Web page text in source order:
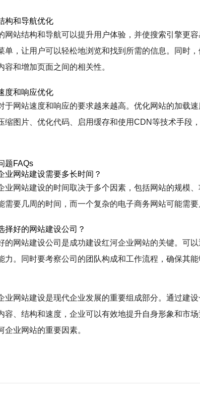
构和导航优化
网站结构和导航可以提升用户体验，并使搜索引擎更
单，让用户可以轻松地浏览和找到所需的信息。同时
容和增加页面之间的相关性。
度和响应优化
于网站速度和响应的要求越来越高。优化网站的加载
缩图片、优化代码、启用缓存和使用CDN等技术手段
题FAQs
业网站建设需要多长时间？
业网站建设的时间取决于多个因素，包括网站的规模
需要几周的时间，而一个复杂的电子商务网站可能需要
择好的网站建设公司？
的网站建设公司是成功建设红河企业网站的关键。可
力。同时要考察公司的团队构成和工作流程，确保其能
业网站建设是现代企业发展的重要组成部分。通过建
容、结构和速度，企业可以有效地提升自身形象和市
企业网站的重要因素。